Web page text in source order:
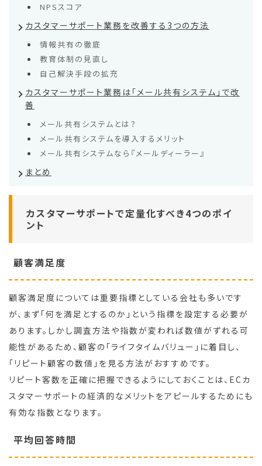
NPSスコア
カスタマーサポート業務を改善する3つの方法
情報共有の徹底
教育体制の見直し
自己解決手段の拡充
カスタマーサポート業務は「メール共有システム」で改
善
メール共有システムとは？
メール共有システムを導入するメリット
メール共有システムなら『メールディーラー』
まとめ
カスタマーサポートで定量化すべき4つのポイ
ント
顧客満足度
顧客満足度については重要指標としている会社も多いです
が、まず「何を満足とするのか」という指標を設定する必要が
あります。しかし調査方法や指数が変われば数値がずれる可
能性があるため、顧客の「ライフタイムバリュー」に着目し、
「リピート顧客の数値」を見る方法がおすすめです。
リピート客数を正確に把握できるようにしておくことは、ECカ
スタマーサポートの経済的なメリットをアピールするためにも
有効な指数となります。
平均回答時間